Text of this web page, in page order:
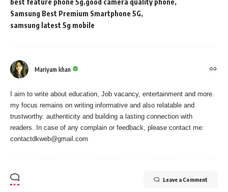
best feature phone 5g good camera quality phone
Samsung Best Premium Smartphone 5G
samsung latest 5g mobile
Mariyam khan
I aim to write about education, Job vacancy, entertainment and more.
my focus remains on writing informative and also relatable and
trustworthy. authenticity and building a lasting connection with
readers. In case of any complain or feedback, please contact me:
contactdkweb@gmail.com
Leave a Comment